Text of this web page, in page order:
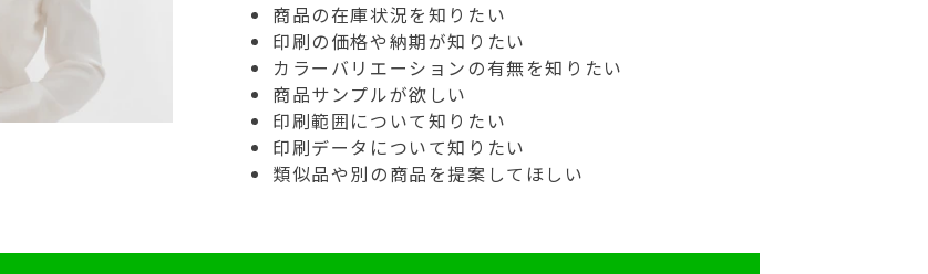
商品の在庫状況を知りたい
印刷の価格や納期が知りたい
カラーバリエーションの有無を知りたい
商品サンプルが欲しい
印刷範囲について知りたい
印刷データについて知りたい
類似品や別の商品を提案してほしい